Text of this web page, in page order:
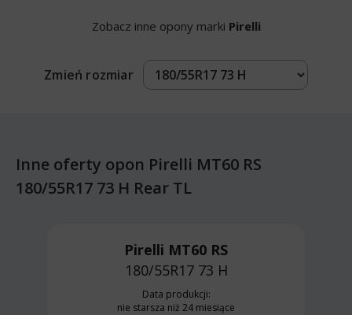
Zobacz inne opony marki Pirelli
Zmień rozmiar
Inne oferty opon Pirelli MT60 RS
180/55R17 73 H Rear TL
Pirelli MT60 RS
180/55R17 73 H
Data produkcji:
nie starsza niż 24 miesiące